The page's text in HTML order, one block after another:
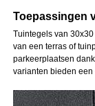
Toepassingen
Tuintegels van
van een terras of
parkeerplaatsen
varianten bieden